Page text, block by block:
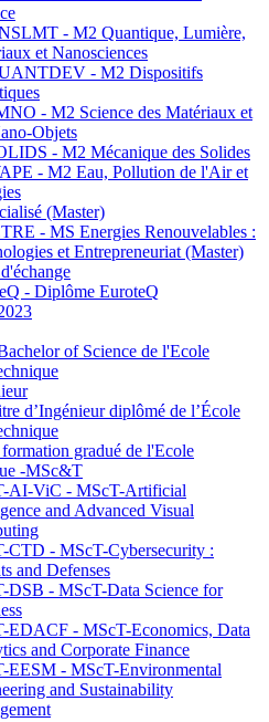
- M2 Quantique, Lumière,
et Nanosciences
- M2 Dispositifs
- M2 Science des Matériaux et
Objets
- M2 Mécanique des Solides
- M2 Eau, Pollution de l'Air et
(Master)
- MS Energies Renouvelables :
et Entrepreneuriat (Master)
- Diplôme EuroteQ
of Science de l'Ecole
d’Ingénieur diplômé de l’École
gradué de l'Ecole
-MSc&T
AI-ViC - MScT-Artificial
and Advanced Visual
CTD - MScT-Cybersecurity :
and Defenses
DSB - MScT-Data Science for
EDACF - MScT-Economics, Data
and Corporate Finance
EESM - MScT-Environmental
and Sustainability